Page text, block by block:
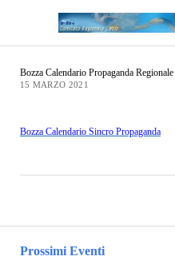
Prossimi Eventi
Bozza Calendario Propaganda
15 MARZO 2021
Bozza Calendario Sincro Propaganda